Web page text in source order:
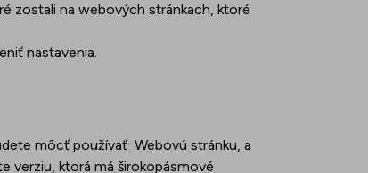
zostali na webových stránkach, ktoré
nastavenia.
môcť používať Webovú stránku, a
verziu, ktorá má širokopásmové